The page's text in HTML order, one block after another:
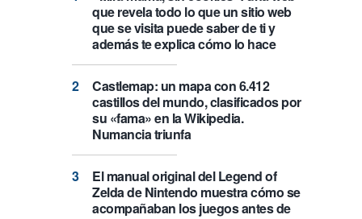
que revela todo lo que un sitio web
que se visita puede saber de ti y
además te explica cómo lo hace
Castlemap: un mapa con 6.412
castillos del mundo, clasificados por
su «fama» en la Wikipedia.
Numancia triunfa
El manual original del Legend of
Zelda de Nintendo muestra cómo se
acompañaban los juegos antes de